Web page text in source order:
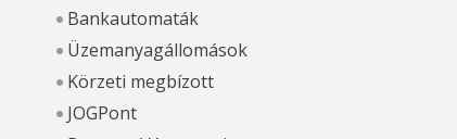
Bankautomaták
Üzemanyagállomások
Körzeti megbízott
JOGPont